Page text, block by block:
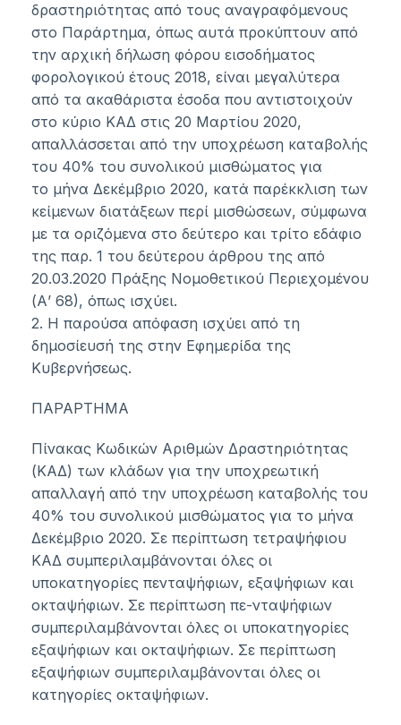
δραστηριότητας από τους αναγραφόμενους
στο Παράρτημα, όπως αυτά προκύπτουν από
την αρχική δήλωση φόρου εισοδήματος
φορολογικού έτους 2018, είναι μεγαλύτερα
από τα ακαθάριστα έσοδα που αντιστοιχούν
στο κύριο ΚΑΔ στις 20 Μαρτίου 2020,
απαλλάσσεται από την υποχρέωση καταβολής
του 40% του συνολικού μισθώματος για
το μήνα Δεκέμβριο 2020, κατά παρέκκλιση των
κείμενων διατάξεων περί μισθώσεων, σύμφωνα
με τα οριζόμενα στο δεύτερο και τρίτο εδάφιο
της παρ. 1 του δεύτερου άρθρου της από
20.03.2020 Πράξης Νομοθετικού Περιεχομένου
(Α’ 68), όπως ισχύει.
2. Η παρούσα απόφαση ισχύει από τη
δημοσίευσή της στην Εφημερίδα της
Κυβερνήσεως.
ΠΑΡΑΡΤΗΜΑ
Πίνακας Κωδικών Αριθμών Δραστηριότητας
(ΚΑΔ) των κλάδων για την υποχρεωτική
απαλλαγή από την υποχρέωση καταβολής του
40% του συνολικού μισθώματος για το μήνα
Δεκέμβριο 2020. Σε περίπτωση τετραψήφιου
ΚΑΔ συμπεριλαμβάνονται όλες οι
υποκατηγορίες πενταψήφιων, εξαψήφιων και
οκταψήφιων. Σε περίπτωση πε-νταψήφιων
συμπεριλαμβάνονται όλες οι υποκατηγορίες
εξαψήφιων και οκταψήφιων. Σε περίπτωση
εξαψήφιων συμπεριλαμβάνονται όλες οι
κατηγορίες οκταψήφιων.